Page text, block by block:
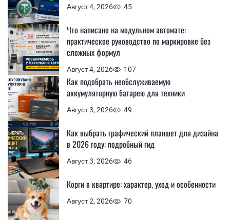
Август 4, 2026 45
Август 4, 2026 107
Что написано на модульном автомате:
практическое руководство по маркировке без
сложных формул
Август 3, 2026 49
Как подобрать необслуживаемую
аккумуляторную батарею для техники
Август 3, 2026 46
Как выбрать графический планшет для дизайна
в 2026 году: подробный гид
Август 2, 2026 70
Корги в квартире: характер, уход и особенности